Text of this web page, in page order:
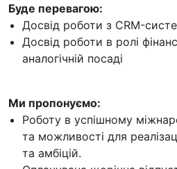
Буде перевагою:
Досвід роботи з CRM-
Досвід роботи в ролі
аналогічній посаді
Ми пропонуємо:
Роботу в успішному
та можливості для
та амбіцій.